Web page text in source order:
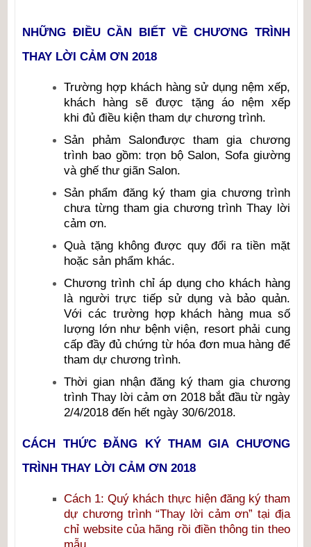
NHỮNG ĐIỀU CẦN BIẾT VỀ CHƯƠNG TRÌNH
THAY LỜI CẢM ƠN 2018
Trường hợp khách hàng sử dụng nệm xếp,
khách hàng sẽ được tặng áo nệm xếp
khi đủ điều kiện tham dự chương trình.
Sản phảm Salonđược tham gia chương
trình bao gồm: trọn bộ Salon, Sofa giường
và ghế thư giãn Salon.
Sản phẩm đăng ký tham gia chương trình
chưa từng tham gia chương trình Thay lời
cảm ơn.
Quà tặng không được quy đổi ra tiền mặt
hoặc sản phẩm khác.
Chương trình chỉ áp dụng cho khách hàng
là người trực tiếp sử dụng và bảo quản.
Với các trường hợp khách hàng mua số
lượng lớn như bệnh viện, resort phải cung
cấp đầy đủ chứng từ hóa đơn mua hàng để
tham dự chương trình.
Thời gian nhận đăng ký tham gia chương
trình Thay lời cảm ơn 2018 bắt đầu từ ngày
2/4/2018 đến hết ngày 30/6/2018.
CÁCH THỨC ĐĂNG KÝ THAM GIA CHƯƠNG
TRÌNH THAY LỜI CẢM ƠN 2018
Cách 1: Quý khách thực hiện đăng ký tham
dự chương trình “Thay lời cảm ơn” tại địa
chỉ website của hãng rồi điền thông tin theo